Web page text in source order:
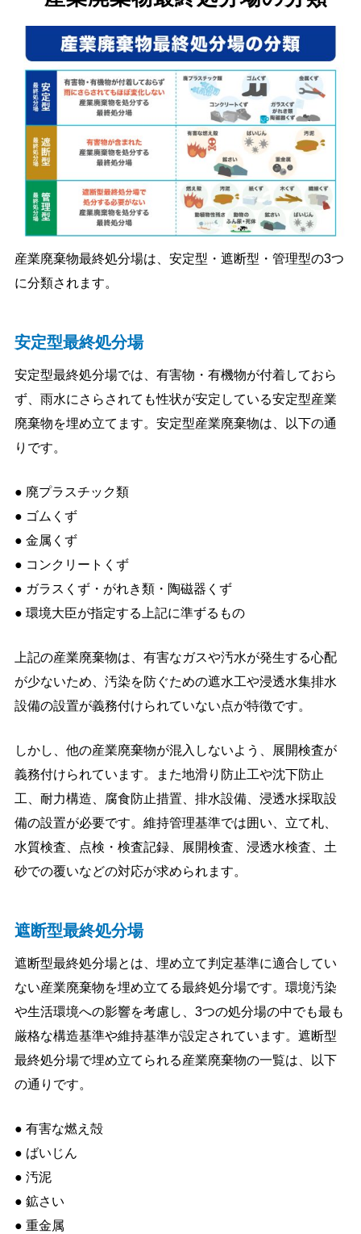
産業廃棄物最終処分場は、安定型・遮断型・管理型の3つ
に分類されます。
安定型最終処分場
安定型最終処分場では、有害物・有機物が付着しておら
ず、雨水にさらされても性状が安定している安定型産業
廃棄物を埋め立てます。安定型産業廃棄物は、以下の通
りです。
● 廃プラスチック類
● ゴムくず
● 金属くず
● コンクリートくず
● ガラスくず・がれき類・陶磁器くず
● 環境大臣が指定する上記に準ずるもの
上記の産業廃棄物は、有害なガスや汚水が発生する心配
が少ないため、汚染を防ぐための遮水工や浸透水集排水
設備の設置が義務付けられていない点が特徴です。
しかし、他の産業廃棄物が混入しないよう、展開検査が
義務付けられています。また地滑り防止工や沈下防止
工、耐力構造、腐食防止措置、排水設備、浸透水採取設
備の設置が必要です。維持管理基準では囲い、立て札、
水質検査、点検・検査記録、展開検査、浸透水検査、土
砂での覆いなどの対応が求められます。
遮断型最終処分場
遮断型最終処分場とは、埋め立て判定基準に適合してい
ない産業廃棄物を埋め立てる最終処分場です。環境汚染
や生活環境への影響を考慮し、3つの処分場の中でも最も
厳格な構造基準や維持基準が設定されています。遮断型
最終処分場で埋め立てられる産業廃棄物の一覧は、以下
の通りです。
● 有害な燃え殻
● ばいじん
● 汚泥
● 鉱さい
● 重金属